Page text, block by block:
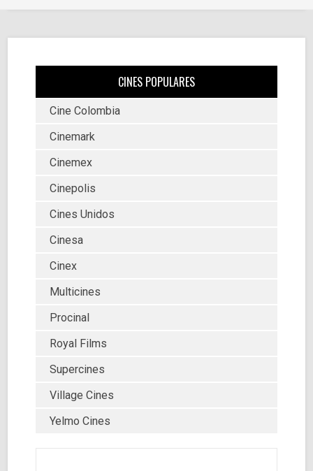
CINES POPULARES
Cine Colombia
Cinemark
Cinemex
Cinepolis
Cines Unidos
Cinesa
Cinex
Multicines
Procinal
Royal Films
Supercines
Village Cines
Yelmo Cines